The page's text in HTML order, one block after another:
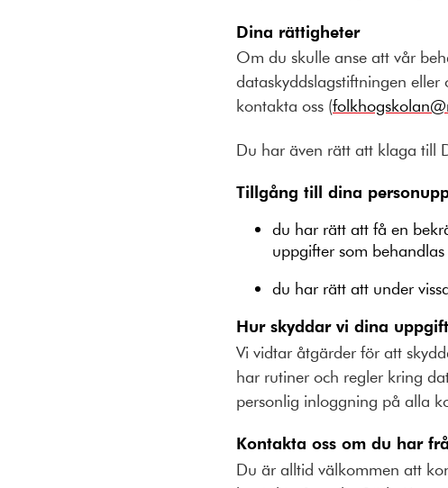
Dina rättigheter
Om du skulle anse att vår
dataskyddslagstiftningen
kontakta oss (
Du har även rätt att klaga till
Tillgång till dina
du har rätt att få en
uppgifter som behandlas
du har rätt att under
Hur skyddar vi dina
Vi vidtar åtgärder för att
har rutiner och regler kring
personlig inloggning på alla
Kontakta oss om du har
Du är alltid välkommen att